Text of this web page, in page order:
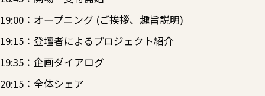
19:00：オープニング (ご挨拶、趣旨説明)
19:15：登壇者によるプロジェクト紹介
19:35：企画ダイアログ
20:15：全体シェア